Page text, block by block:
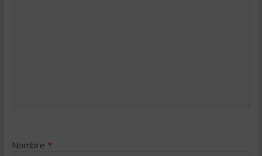
Nombre *